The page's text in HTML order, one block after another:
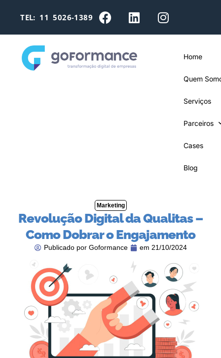
TEL: 11 5026-1389
Home
Quem
Serviços
Parceiros
Cases
Blog
Marketing
Revolução Digital da Qualitas –
Como Dobrar o Engajamento
Publicado porGoformance em 21/10/2024